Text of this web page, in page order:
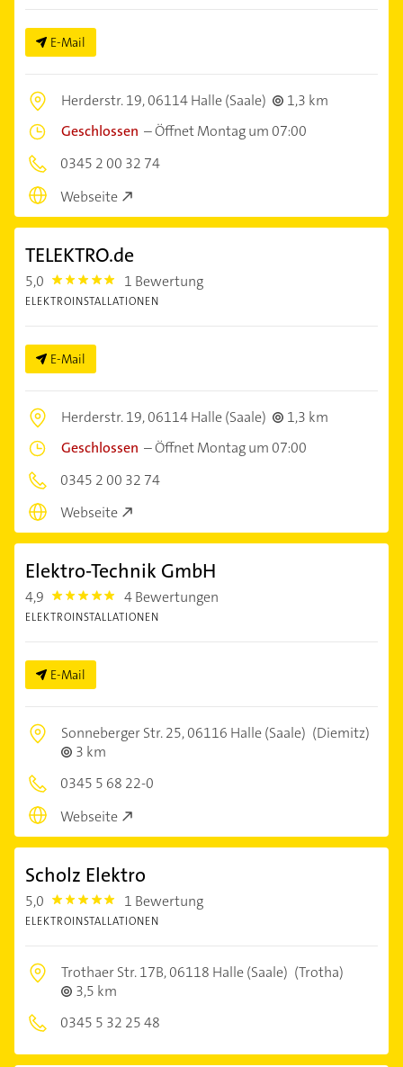
E-Mail
Herderstr. 19,06114 Halle (Saale)
1,3 km
Geschlossen –Öffnet Montag um 07:00
0345 2 00 32 74
Webseite
TELEKTRO.de
5,0 5.0 1 Bewertung
ELEKTROINSTALLATIONEN
E-Mail
Herderstr. 19,06114 Halle (Saale)
1,3 km
Geschlossen –Öffnet Montag um 07:00
0345 2 00 32 74
Webseite
Elektro-Technik GmbH
4,9 4.9 4 Bewertungen
ELEKTROINSTALLATIONEN
E-Mail
Sonneberger Str. 25,06116 Halle (Saale) (Diemitz)
3 km
0345 5 68 22-0
Webseite
Scholz Elektro
5,0 5.0 1 Bewertung
ELEKTROINSTALLATIONEN
Trothaer Str. 17B,06118 Halle (Saale) (Trotha)
3,5 km
0345 5 32 25 48